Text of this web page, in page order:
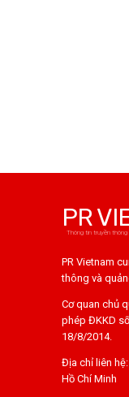
PR
Thông tin truyền
PR Vietnam
thông và
Cơ quan chủ
phép ĐKKD
18/8/2014.
Địa chỉ liên
Hồ Chí Minh